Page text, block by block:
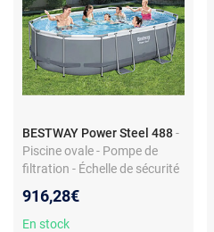
BESTWAY Power Steel 488-
Piscine ovale - Pompe de
filtration - Échelle de sécurité
916,28€
En stock